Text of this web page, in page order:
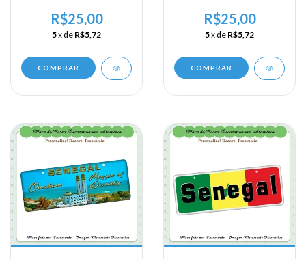
Viagem a Africa
Ocidental - Niger
R$25,00
5x de R$5,72
COMPRAR
Viagem a Africa
Ocidental - Senegal -
Dakar
R$25,00
5x de R$5,72
COMPRAR